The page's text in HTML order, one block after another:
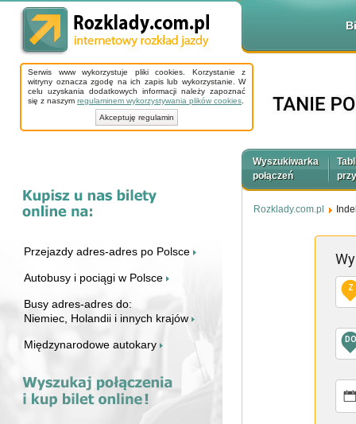
Serwis www wykorzystuje pliki cookies. Korzystanie z
witryny oznacza zgodę na ich zapis lub wykorzystanie. W
celu uzyskania dodatkowych informacji należy zapoznać
się z naszym regulaminem wykorzystywania plików cookies
Akceptuję regulamin
Przejazdy adres-adres po Polsce
Autobusy i pociągi w Polsce
Busy adres-adres do:
Niemiec, Holandii i innych krajów
Międzynarodowe autokary
Wyszukiwarka
połączeń
Rozklady.com.pl
Z
DO